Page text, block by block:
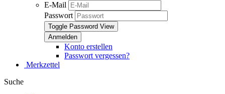
E-Mail
Passwort
Toggle Password View
Konto erstellen
Passwort vergessen?
Merkzettel
Suche